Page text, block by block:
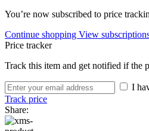
You’re now subscribed to price
Continue shopping View
Price tracker
Track this item and get notified if the
I
Track price
Share: